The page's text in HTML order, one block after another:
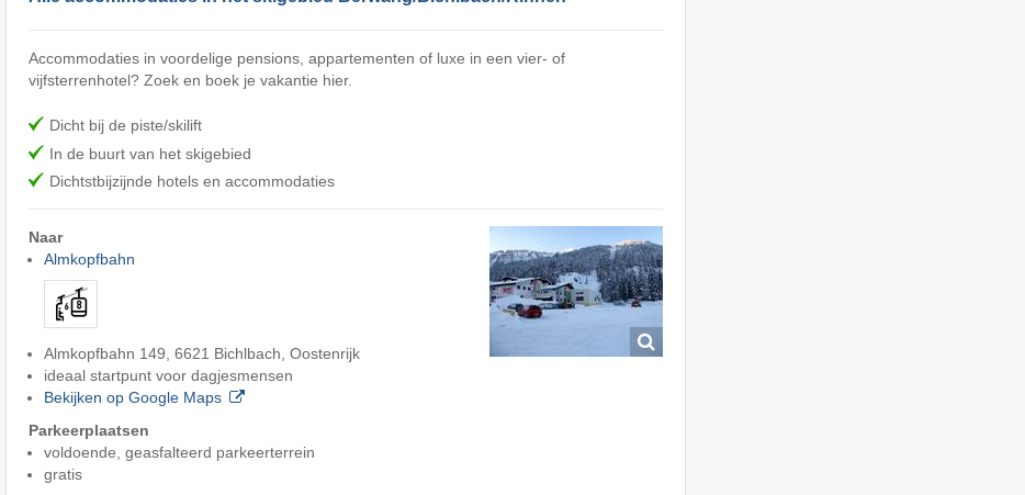
Accommodaties in voordelige pensions, appartementen of luxe in een vier- of
vijfsterrenhotel? Zoek en boek je vakantie hier.
Dicht bij de piste/skilift
In de buurt van het skigebied
Dichtstbijzijnde hotels en accommodaties
Naar
Almkopfbahn
Almkopfbahn 149, 6621 Bichlbach, Oostenrijk
ideaal startpunt voor dagjesmensen
Bekijken op Google Maps
Parkeerplaatsen
voldoende, geasfalteerd parkeerterrein
gratis